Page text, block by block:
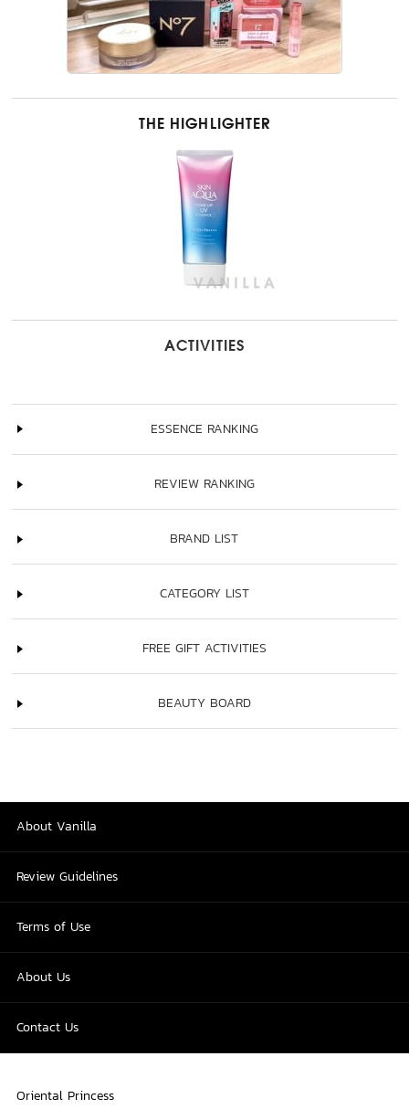
THE HIGHLIGHTER
ACTIVITIES
ESSENCE RANKING
REVIEW RANKING
BRAND LIST
CATEGORY LIST
FREE GIFT ACTIVITIES
BEAUTY BOARD
About Vanilla
Review Guidelines
Terms of Use
About Us
Contact Us
Oriental Princess